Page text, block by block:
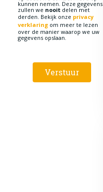
kunnen nemen. Deze gegevens
zullen we nooit delen met
derden. Bekijk onze privacy
verklaring om meer te lezen
over de manier waarop we uw
gegevens opslaan.
Verstuur